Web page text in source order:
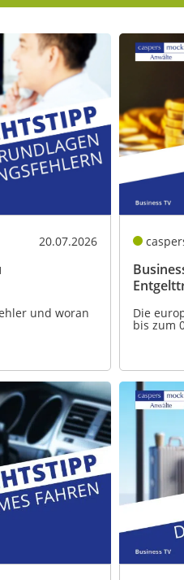
20.07.2026
und woran Die
bis zum